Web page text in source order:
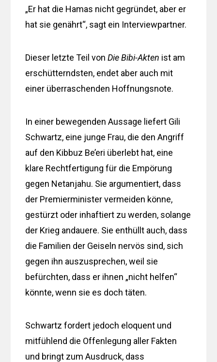
„Er hat die Hamas nicht gegründet, aber er
hat sie genährt“, sagt ein Interviewpartner.
Dieser letzte Teil vonDie Bibi-Akten ist am
erschütterndsten, endet aber auch mit
einer überraschenden Hoffnungsnote.
In einer bewegenden Aussage liefert Gili
Schwartz, eine junge Frau, die den Angriff
auf den Kibbuz Be’eri überlebt hat, eine
klare Rechtfertigung für die Empörung
gegen Netanjahu. Sie argumentiert, dass
der Premierminister vermeiden könne,
gestürzt oder inhaftiert zu werden, solange
der Krieg andauere. Sie enthüllt auch, dass
die Familien der Geiseln nervös sind, sich
gegen ihn auszusprechen, weil sie
befürchten, dass er ihnen „nicht helfen“
könnte, wenn sie es doch täten.
Schwartz fordert jedoch eloquent und
mitfühlend die Offenlegung aller Fakten
und bringt zum Ausdruck, dass